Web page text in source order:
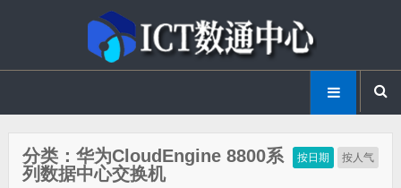
按日期 按人气
分类：华为CloudEngine 8800系
列数据中心交换机